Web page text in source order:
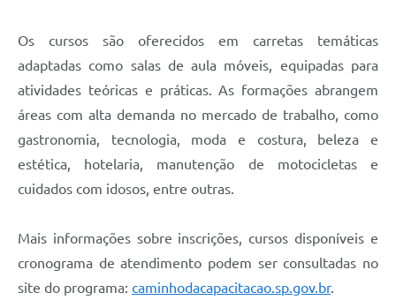
Os cursos são oferecidos em carretas temáticas
adaptadas como salas de aula móveis, equipadas para
atividades teóricas e práticas. As formações abrangem
áreas com alta demanda no mercado de trabalho, como
gastronomia, tecnologia, moda e costura, beleza e
estética, hotelaria, manutenção de motocicletas e
cuidados com idosos, entre outras.
Mais informações sobre inscrições, cursos disponíveis e
cronograma de atendimento podem ser consultadas no
site do programa: caminhodacapacitacao.sp.gov.br.